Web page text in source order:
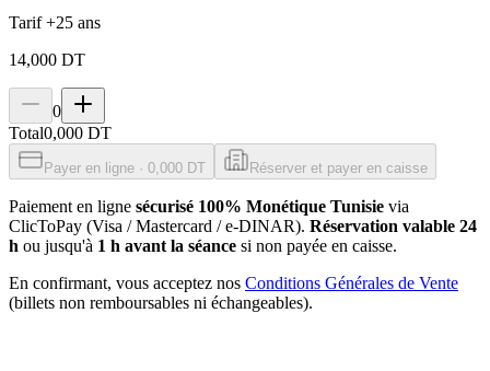
Tarif +25 ans
14,000 DT
0
Total0,000 DT
Payer en ligne · 0,000 DT Réserver et payer en caisse
Paiement en ligne sécurisé 100% Monétique Tunisie via
ClicToPay (Visa / Mastercard / e-DINAR). Réservation valable 24
h ou jusqu'à 1 h avant la séance si non payée en caisse.
En confirmant, vous acceptez nos Conditions Générales de Vente
(billets non remboursables ni échangeables).